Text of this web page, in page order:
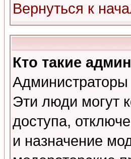
Вернуться к
Кто такие
Эти люди могут
доступа,
и назначение